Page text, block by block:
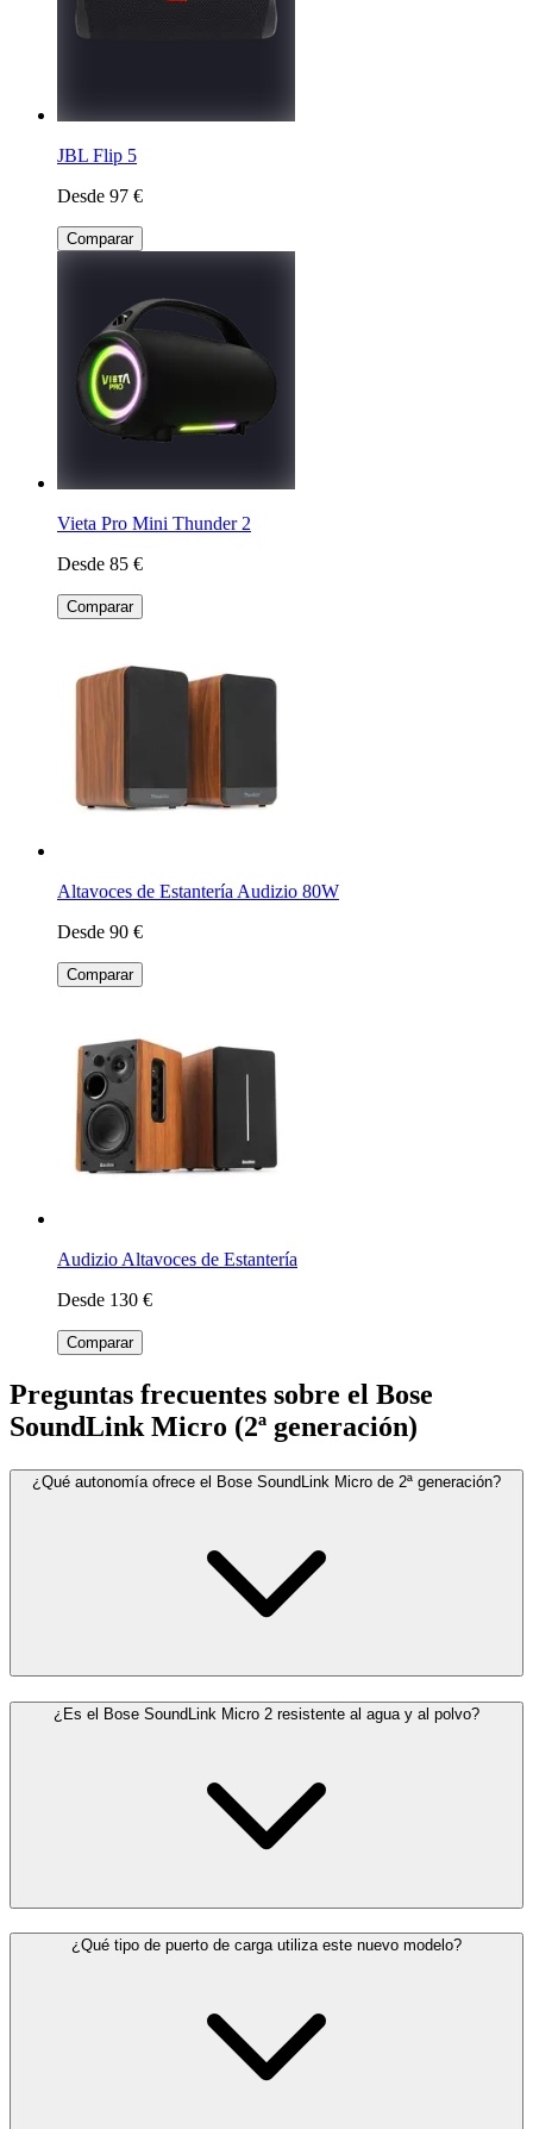
JBL Flip 5
Desde 97 €
Comparar
Vieta Pro Mini Thunder 2
Desde 85 €
Comparar
Altavoces de Estantería Audizio 80W
Desde 90 €
Comparar
Audizio Altavoces de Estantería
Desde 130 €
Comparar
Preguntas frecuentes sobre el Bose
SoundLink Micro (2ª generación)
¿Qué autonomía ofrece el Bose SoundLink Micro de 2ª generación?
¿Es el Bose SoundLink Micro 2 resistente al agua y al polvo?
¿Qué tipo de puerto de carga utiliza este nuevo modelo?